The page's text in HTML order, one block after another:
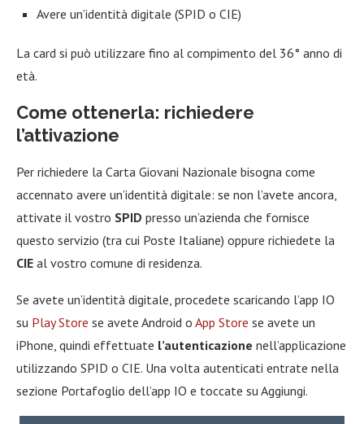
Avere un’identità digitale (SPID o CIE)
La card si può utilizzare fino al compimento del 36° anno di
età.
Come ottenerla: richiedere
l’attivazione
Per richiedere la Carta Giovani Nazionale bisogna come
accennato avere un’identità digitale: se non l’avete ancora,
attivate il vostro SPID presso un’azienda che fornisce
questo servizio (tra cui Poste Italiane) oppure richiedete la
CIE al vostro comune di residenza.
Se avete un’identità digitale, procedete scaricando l’app IO
su Play Store se avete Android o App Store se avete un
iPhone, quindi effettuate l’autenticazione nell’applicazione
utilizzando SPID o CIE. Una volta autenticati entrate nella
sezione Portafoglio dell’app IO e toccate su Aggiungi.